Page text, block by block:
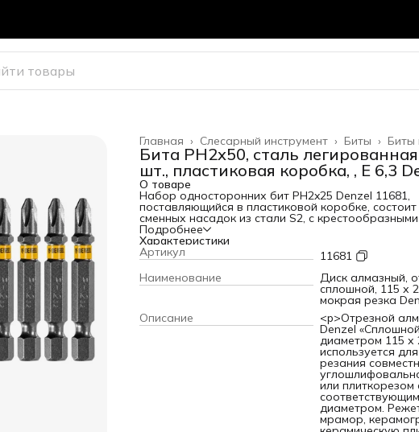
Биты
Биты ›
Слесарный инструмент ›
Главная ›
Бита PH2х50, сталь
шт., пластиковая коробка, , Е 6,3
О товаре
Набор односторонних бит PH2x25 Denzel 11681,
поставляющийся в пластиковой коробке, состоит
сменных насадок из стали S2, с
хвостовиками 1/4", предназначенных для работы с
шуруповертом. Профессиональная оснастка
быстрый монтаж и демонтаж резьбовых
углублением PH2.ПреимуществаДолговечность и
износоустойчивость — биты изготовлены из
легированной стали S2 повышенной прочности,
твердости 58 HRC.Эффективная работа — биты
проскальзывают, их грани не «слизываются», что
контроль при работе с саморезами по дереву, а
значительно увеличивает срок службы
насадок.Антикоррозийная защита — каждая
никелированное покрытие.Комфортное
намагниченный шлиц удерживает крепеж,
рукой можно придерживать закрепляемую
штук в наборе — бит хватит на целую
хранение и транспортировка — насадки
Подробнее
Характеристики
Артикул
11681
Наименование
Диск алмазный,
сплошной, 115 х
мокрая резка
Описание
<p>Отрезной
Denzel
диаметром 115 х
используется
резания
или плиткорезом
диаметром.
мрамор,